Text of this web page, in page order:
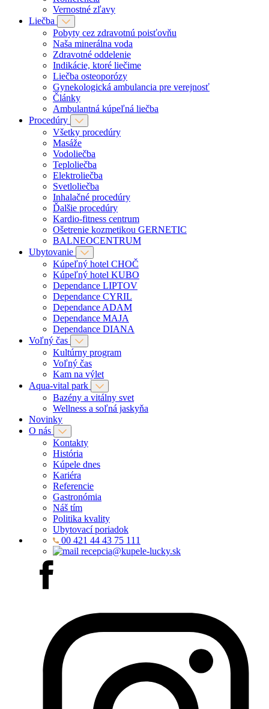
Vernostné zľavy
Liečba
Pobyty cez zdravotnú poisťovňu
Naša minerálna voda
Zdravotné oddelenie
Indikácie, ktoré liečime
Liečba osteoporózy
Gynekologická ambulancia pre verejnosť
Články
Ambulantná kúpeľná liečba
Procedúry
Všetky procedúry
Masáže
Vodoliečba
Teploliečba
Elektroliečba
Svetloliečba
Inhalačné procedúry
Ďalšie procedúry
Kardio-fitness centrum
Ošetrenie kozmetikou GERNETIC
BALNEOCENTRUM
Ubytovanie
Kúpeľný hotel CHOČ
Kúpeľný hotel KUBO
Dependance LIPTOV
Dependance CYRIL
Dependance ADAM
Dependance MAJA
Dependance DIANA
Voľný čas
Kultúrny program
Voľný čas
Kam na výlet
Aqua-vital park
Bazény a vitálny svet
Wellness a soľná jaskyňa
Novinky
O nás
Kontakty
História
Kúpele dnes
Kariéra
Referencie
Gastronómia
Náš tím
Politika kvality
Ubytovací poriadok
00 421 44 43 75 111
recepcia@kupele-lucky.sk